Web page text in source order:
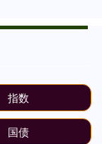
指数
国债